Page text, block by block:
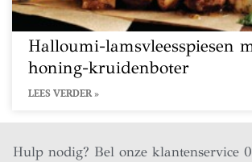
Halloumi-lamsvleesspiesen
honing-kruidenboter
LEES VERDER »
Hulp nodig? Bel onze klantenservice